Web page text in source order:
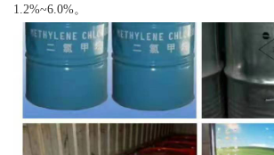
1.2%~6.0%。